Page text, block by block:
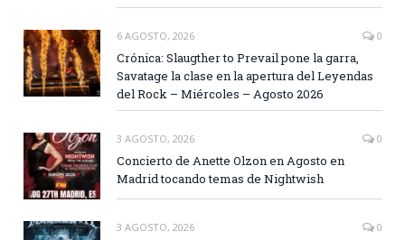
6 AGOSTO, 2026 0
Crónica: Slaugther to Prevail pone la garra,
Savatage la clase en la apertura del Leyendas
del Rock – Miércoles – Agosto 2026
3 AGOSTO, 2026 0
Concierto de Anette Olzon en Agosto en
Madrid tocando temas de Nightwish
3 AGOSTO, 2026 0